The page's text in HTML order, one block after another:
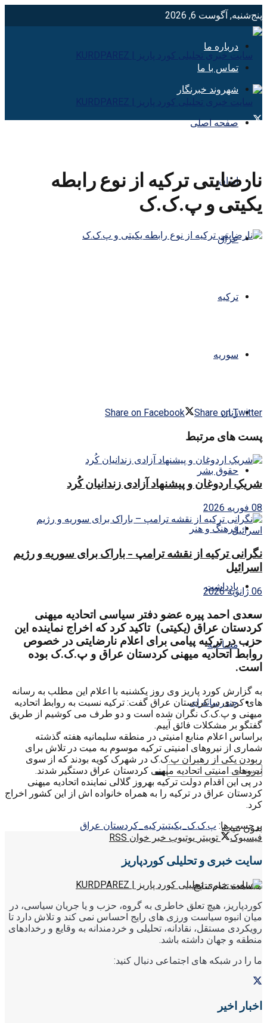
پنج‌شنبه, آگوست 6, 2026
درباره ما
تماس با ما
شهروند خبرنگار
صفحه اصلی
ایران
عراق
ترکیه
سوریه
زنان
حقوق بشر
فرهنگ و هنر
یادداشت
مصاحبه
چندرسانه ای
بدون نتیجه
مشاهده تمام نتایج
نارضایتی ترکیه از نوع رابطه
یکیتی و پ.ک.ک
Share on Facebook Share on Twitter
پست های مرتبط
شریکِ اردوغان و پیشنهاد آزادی زندانیان کُرد
08 فوریه 2026
نگرانی ترکیه از نقشه ترامپ – باراک برای سوریه و رژیم
اسرائیل
06 ژانویه 2026
سعدی احمد پیره عضو دفتر سیاسی اتحادیه میهنی
کردستان عراق (یکیتی) تاکید کرد که اخراج نماینده این
حزب در ترکیه پیامی برای اعلام نارضایتی در خصوص
روابط اتحادیه میهنی کردستان عراق و پ.ک.ک بوده
است.
به گزارش کورد پاریز وی روز یکشنبه با اعلام این مطلب به رسانه
های کردی در کردستان عراق گفت: ترکیه نسبت به روابط اتحادیه
میهنی و پ.ک.ک نگران شده است و دو طرف می کوشیم از طریق
گفتگو بر مشکلات فائق آییم.
براساس اعلام منابع امنیتی در منطقه سلیمانیه هفته گذشته
شماری از نیروهای امنیتی ترکیه موسوم به میت در تلاش برای
ربودن یکی از رهبران پ.ک.ک در شهرک کویه بودند که از سوی
نیروهای امنیتی اتحادیه میهنی کردستان عراق دستگیر شدند.
در پی این اقدام دولت ترکیه بهروز گلالی نماینده اتحادیه میهنی
کردستان عراق در ترکیه را به همراه خانواده اش از این کشور اخراج
کرد.
برچسب ها: پ.ک.ک_یکیتیترکیه_کردستان عراق
فیسبوک
توییتر یوتیوب خبر خوان RSS
سایت خبری و تحلیلی کوردپاریز
کوردپاریز، هیچ تعلق خاطری به گروه، حزب و یا جریان سیاسی، در
میان انبوه سیاست ورزی های رایج احساس نمی کند و تلاش دارد تا
رویکردی مستقل، نقادانه، تحلیلی و خردمندانه به وقایع و رخدادهای
منطقه و جهان داشته باشد.
ما را در شبکه های اجتماعی دنبال کنید:
اخبار اخیر